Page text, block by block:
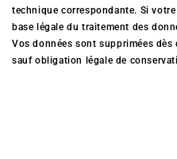
technique correspondante. Si
base légale du traitement des
Vos données sont supprimées dès
sauf obligation légale de